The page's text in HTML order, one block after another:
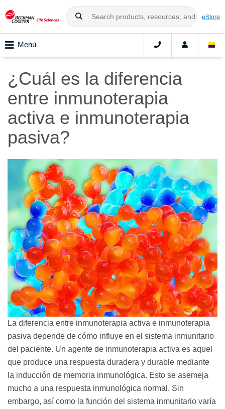
eStore
Menú
¿Cuál es la diferencia
entre inmunoterapia
activa e inmunoterapia
pasiva?
La diferencia entre inmunoterapia activa e inmunoterapia
pasiva depende de cómo influye en el sistema inmunitario
del paciente. Un agente de inmunoterapia activa es aquel
que produce una respuesta duradera y durable mediante
la inducción de memoria inmunológica. Esto se asemeja
mucho a una respuesta inmunológica normal. Sin
embargo, así como la función del sistema inmunitario varía